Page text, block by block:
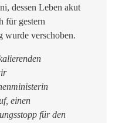
dessen Leben akut
für gestern
wurde verschoben.
einen
für den